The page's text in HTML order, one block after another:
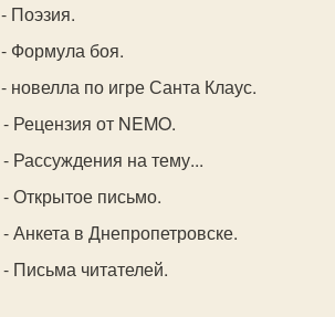
- Поэзия.
- Формула боя.
- новелла по игре Санта Клаус.
- Рецензия от NEMO.
- Рассуждения на тему...
- Открытое письмо.
- Анкета в Днепропетровске.
- Письма читателей.